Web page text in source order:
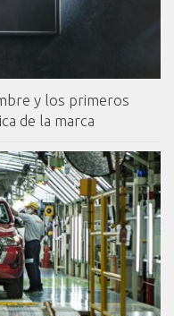
y los primeros
de la marca